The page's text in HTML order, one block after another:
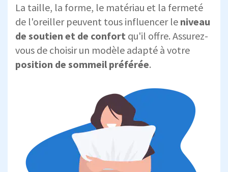
La taille, la forme, le matériau et la fermeté
de l'oreiller peuvent tous influencer le niveau
de soutien et de confort qu'il offre. Assurez-
vous de choisir un modèle adapté à votre
position de sommeil préférée.